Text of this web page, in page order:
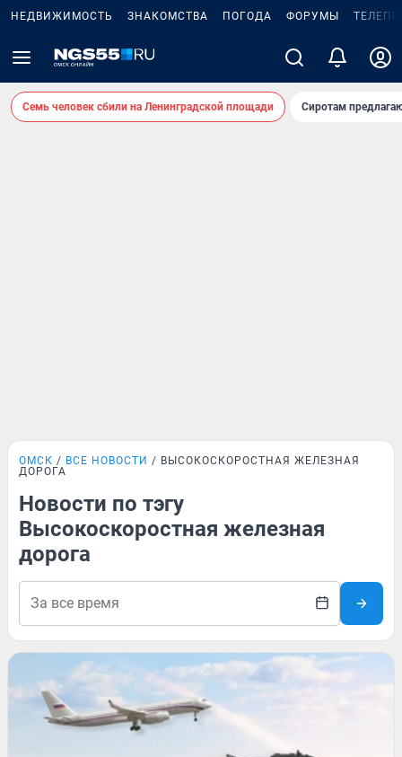
НЕДВИЖИМОСТЬ ЗНАКОМСТВА ПОГОДА ФОРУМЫ
Семь человек сбили на Ленинградской площади Сиротам
ОМСК ВСЕ НОВОСТИ
ВЫСОКОСКОРОСТНАЯ ЖЕЛЕЗНАЯ
ДОРОГА
Новости по тэгу
Высокоскоростная железная
дорога